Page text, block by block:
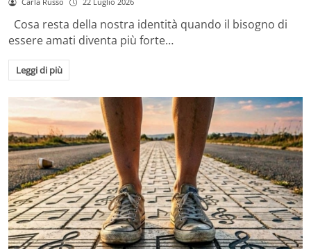
Cosa resta della nostra identità quando il bisogno di
essere amati diventa più forte…
Leggi di più